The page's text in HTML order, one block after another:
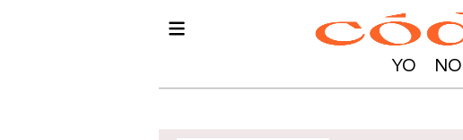
YO